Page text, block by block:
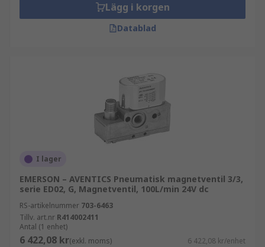
Lägg i korgen
Datablad
I lager
EMERSON – AVENTICS Pneumatisk magnetventil 3/3,
serie ED02, G, Magnetventil, 100L/min 24V dc
RS-artikelnummer 703-6463
Tillv. art.nr R414002411
Antal (1 enhet)
6 422,08 kr(exkl. moms) 6 422,08 kr/enhet